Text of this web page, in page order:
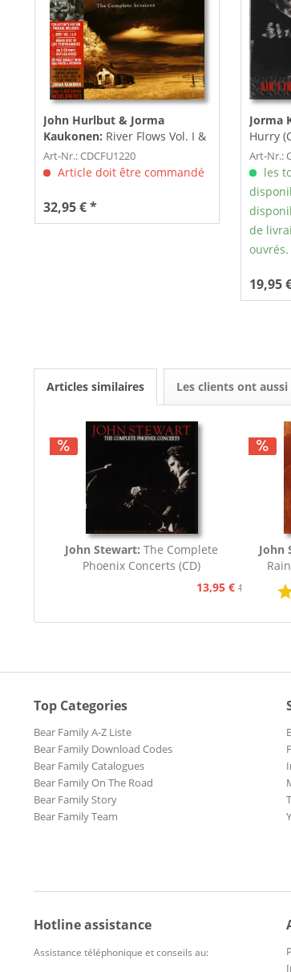
John Hurlbut & Jorma
Kaukonen: River Flows Vol. I &
II - The Complete Sessions...
Art-Nr.: CDCFU1220
Article doit être commandé
32,95 € *
Jorma
Hurry
Art-Nr.:
les
de
ouvrés.
19,95
Articles similaires Les clients ont aussi
John Stewart: The Complete
Phoenix Concerts (CD)
13,95 € 15,95 €
John
Top Categories
Bear Family A-Z Liste
Bear Family Download Codes
Bear Family Catalogues
Bear Family On The Road
Bear Family Story
Bear Family Team
Hotline assistance
Assistance téléphonique et conseils au: